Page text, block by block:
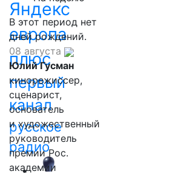
Яндекс
европа
плюс
первый
канал
русское
радио
В этот период нет
дней рождений.
08 августа
Юлий Гусман
кинорежиссер,
сценарист,
основатель
и художественный
руководитель
премии Рос.
академии